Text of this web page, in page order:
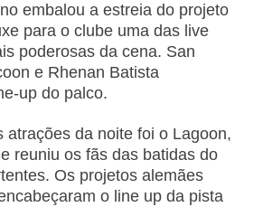
embalou a estreia do projeto
para o clube uma das live
poderosas da cena. San
e Rhenan Batista
up do palco.
atrações da noite foi o Lagoon,
reuniu os fãs das batidas do
Os projetos alemães
o line up da pista